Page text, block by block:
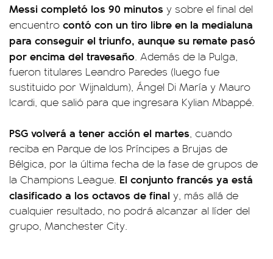
Messi completó los 90 minutos y sobre el final del
encuentro contó con un tiro libre en la medialuna
para conseguir el triunfo, aunque su remate pasó
por encima del travesaño. Además de la Pulga,
fueron titulares Leandro Paredes (luego fue
sustituido por Wijnaldum), Ángel Di María y Mauro
Icardi, que salió para que ingresara Kylian Mbappé.
PSG volverá a tener acción el martes, cuando
reciba en Parque de los Príncipes a Brujas de
Bélgica, por la última fecha de la fase de grupos de
la Champions League. El conjunto francés ya está
clasificado a los octavos de final y, más allá de
cualquier resultado, no podrá alcanzar al líder del
grupo, Manchester City.